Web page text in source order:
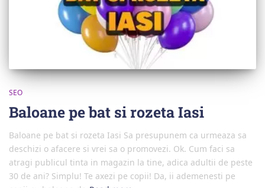
SEO
Baloane pe bat si rozeta Iasi
Baloane pe bat si rozeta Iasi Sa presupunem ca urmeaza sa
deschizi o afacere si vrei sa o promovezi. Ok. Cum faci sa
atragi publicul tinta in magazin la tine, adica adultii de peste
30 de ani? Simplu! Te axezi pe copii! Da, ii ademenesti pe